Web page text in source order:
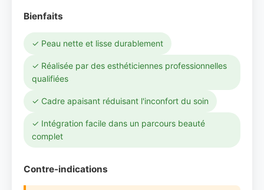
Bienfaits
✓ Peau nette et lisse durablement
✓ Réalisée par des esthéticiennes professionnelles
qualifiées
✓ Cadre apaisant réduisant l'inconfort du soin
✓ Intégration facile dans un parcours beauté
complet
Contre-indications